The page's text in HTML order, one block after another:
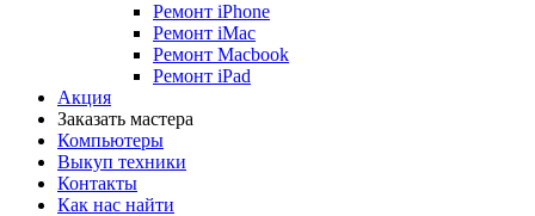
Ремонт iPhone
Ремонт iMac
Ремонт Macbook
Ремонт iPad
Акция
Заказать мастера
Компьютеры
Выкуп техники
Контакты
Как нас найти